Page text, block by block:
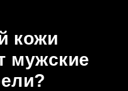
кожи
мужские